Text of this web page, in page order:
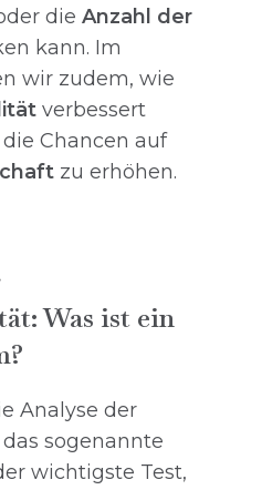
die Anzahl der
kann. Im
wir zudem, wie
verbessert
Chancen auf
zu erhöhen.
Was ist ein
Analyse der
sogenannte
wichtigste Test,